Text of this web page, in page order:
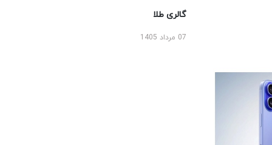
گالری طلا
07 مرداد 1405